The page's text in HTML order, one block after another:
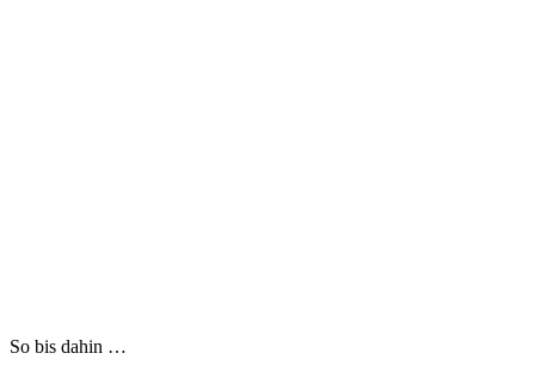
So bis dahin …